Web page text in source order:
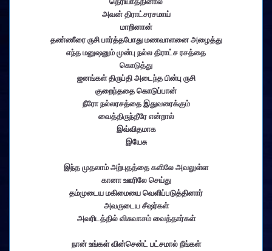
அவன் திராட்சரசமாய்
மாறினான்
தண்ணீரை ருசி பார்த்தபோது மணவாளனை அழைத்து
எந்த மனுஷனும் முன்பு நல்ல திராட்ச ரசத்தை
கொடுத்து
ஜனங்கள் திருப்தி அடைந்த பின்பு ருசி
குறைந்ததை கொடுப்பான்
நீரோ நல்லரசத்தை இதுவரைக்கும்
வைத்திருந்தீரே என்றால்
இவ்விதமாக
இயேசு
இந்த முதலாம் அற்புதத்தை களிலே அவலுள்ள
கானா ஊரிலே செய்து
தம்முடைய மகிமையை வெளிப்படுத்தினார்
அவருடைய சீஷர்கள்
அவரிடத்தில் விசுவாசம் வைத்தார்கள்
நான் உங்கள் வின்சென்ட் பட்சமால் நீங்கள்